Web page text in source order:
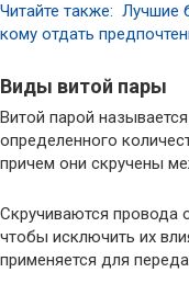
Читайте также: Лучшие
кому отдать
Виды витой пары
Витой парой
определенного
причем они скручены
Скручиваются провода
чтобы исключить их
применяется для